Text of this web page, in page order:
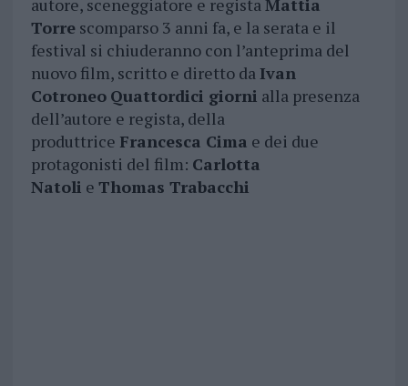
autore, sceneggiatore e registaMattia
Torrescomparso 3 anni fa, e la serata e il
festival si chiuderanno con l’anteprima del
nuovo film, scritto e diretto da Ivan
Cotroneo Quattordici giorni alla presenza
dell’autore e regista, della
produttrice Francesca Cima e dei due
protagonisti del film: Carlotta
Natoli e Thomas Trabacchi